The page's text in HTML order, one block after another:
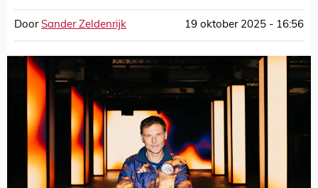
Door Sander Zeldenrijk 19 oktober 2025 - 16:56